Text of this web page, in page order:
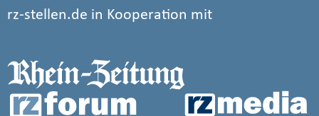
rz-stellen.de in Kooperation mit